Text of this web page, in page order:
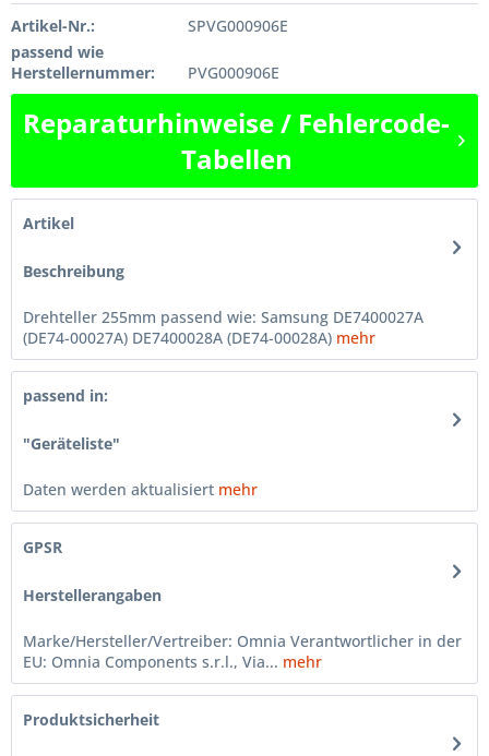
Artikel-Nr.:
SPVG000906E
passend wie
Herstellernummer:
PVG000906E
Reparaturhinweise / Fehlercode-
Tabellen
Artikel
Beschreibung
Drehteller 255mm passend wie: Samsung DE7400027A
(DE74-00027A) DE7400028A (DE74-00028A) mehr
passend in:
"Geräteliste"
Daten werden aktualisiert mehr
GPSR
Herstellerangaben
Marke/Hersteller/Vertreiber: Omnia Verantwortlicher in der
EU: Omnia Components s.r.l., Via... mehr
Produktsicherheit